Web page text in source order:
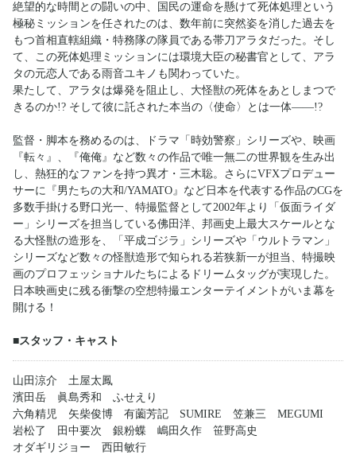
絶望的な時間との闘いの中、国民の運命を懸けて死体処理という
極秘ミッションを任されたのは、数年前に突然姿を消した過去を
もつ首相直轄組織・特務隊の隊員である帯刀アラタだった。そし
て、この死体処理ミッションには環境大臣の秘書官として、アラ
タの元恋人である雨音ユキノも関わっていた。
果たして、アラタは爆発を阻止し、大怪獣の死体をあとしまつで
きるのか!? そして彼に託された本当の〈使命〉とは一体――!?
監督・脚本を務めるのは、ドラマ「時効警察」シリーズや、映画
『転々』、『俺俺』など数々の作品で唯一無二の世界観を生み出
し、熱狂的なファンを持つ異才・三木聡。さらにVFXプロデュー
サーに『男たちの大和/YAMATO』など日本を代表する作品のCGを
多数手掛ける野口光一、特撮監督として2002年より「仮面ライダ
ー」シリーズを担当している佛田洋、邦画史上最大スケールとな
る大怪獣の造形を、「平成ゴジラ」シリーズや「ウルトラマン」
シリーズなど数々の怪獣造形で知られる若狭新一が担当、特撮映
画のプロフェッショナルたちによるドリームタッグが実現した。
日本映画史に残る衝撃の空想特撮エンターテイメントがいま幕を
開ける！
■スタッフ・キャスト
山田涼介 土屋太鳳
濱田岳 眞島秀和 ふせえり
六角精児 矢柴俊博 有薗芳記 SUMIRE 笠兼三 MEGUMI
岩松了 田中要次 銀粉蝶 嶋田久作 笹野高史
オダギリジョー 西田敏行